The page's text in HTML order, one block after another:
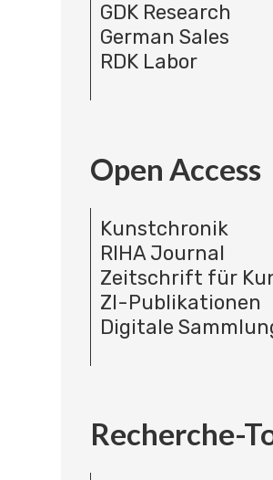
GDK Research
German Sales
RDK Labor
Open Access
Kunstchronik
RIHA Journal
Zeitschrift für
ZI-Publikationen
Digitale
Recherche-